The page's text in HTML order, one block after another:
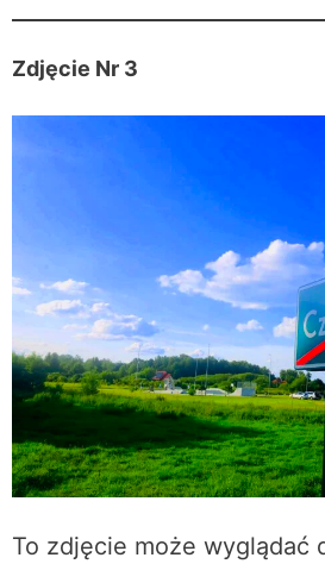
Zdjęcie Nr 3
To zdjęcie może wyglądać